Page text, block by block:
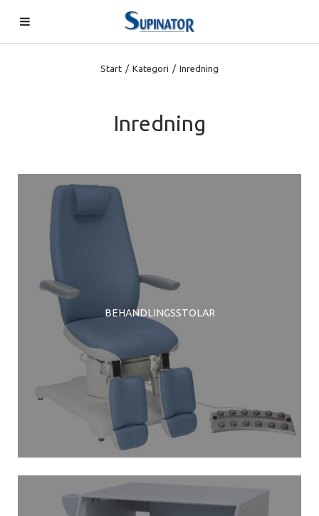
Start / Kategori / Inredning
Inredning
BEHANDLINGSSTOLAR